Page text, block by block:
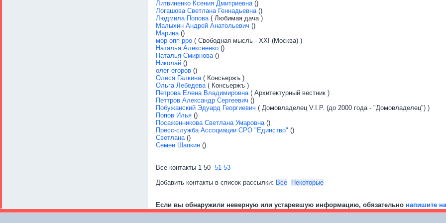
Литвиненко Ксения Дмитриевна()
Логашова Светлана Геннадьевна()
Людмила Попова( Любимая дача )
Малыхин Андрей Анатольевич ()
Марина()
мор опп рро ( Свободная мысль - XXI (Москва) )
Наталья Алексеенко ()
Наталья Смирнова()
Николай ()
олег егоров ()
Олеся Галкина( Консьержъ )
Ольга Лебедева( Консьержъ )
Петрова Елена Владимировна( Архитектурный вестник )
Петтров Александр Сергеевич ()
Побужанский Эдуард Георгиевич ( Домовладелец V.I.P. (до 2000 года - "Домовладелец") )
Попов Илья ()
Посаженникова Светлана Умаровна()
Пресс-служба Ассоциации СРО "Единство" ()
Светлана()
Семен Шапкин ()
Все контакты 1-50 51-53
Добавить контакты в список рассылки: Все Некоторые
Если вы обнаружили неверную или устаревшую информацию, обязательно напишите